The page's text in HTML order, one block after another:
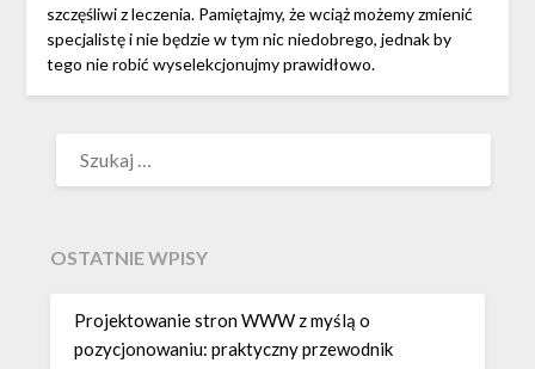
szczęśliwi z leczenia. Pamiętajmy, że wciąż możemy zmienić
specjalistę i nie będzie w tym nic niedobrego, jednak by
tego nie robić wyselekcjonujmy prawidłowo.
OSTATNIE WPISY
Projektowanie stron WWW z myślą o
pozycjonowaniu: praktyczny przewodnik